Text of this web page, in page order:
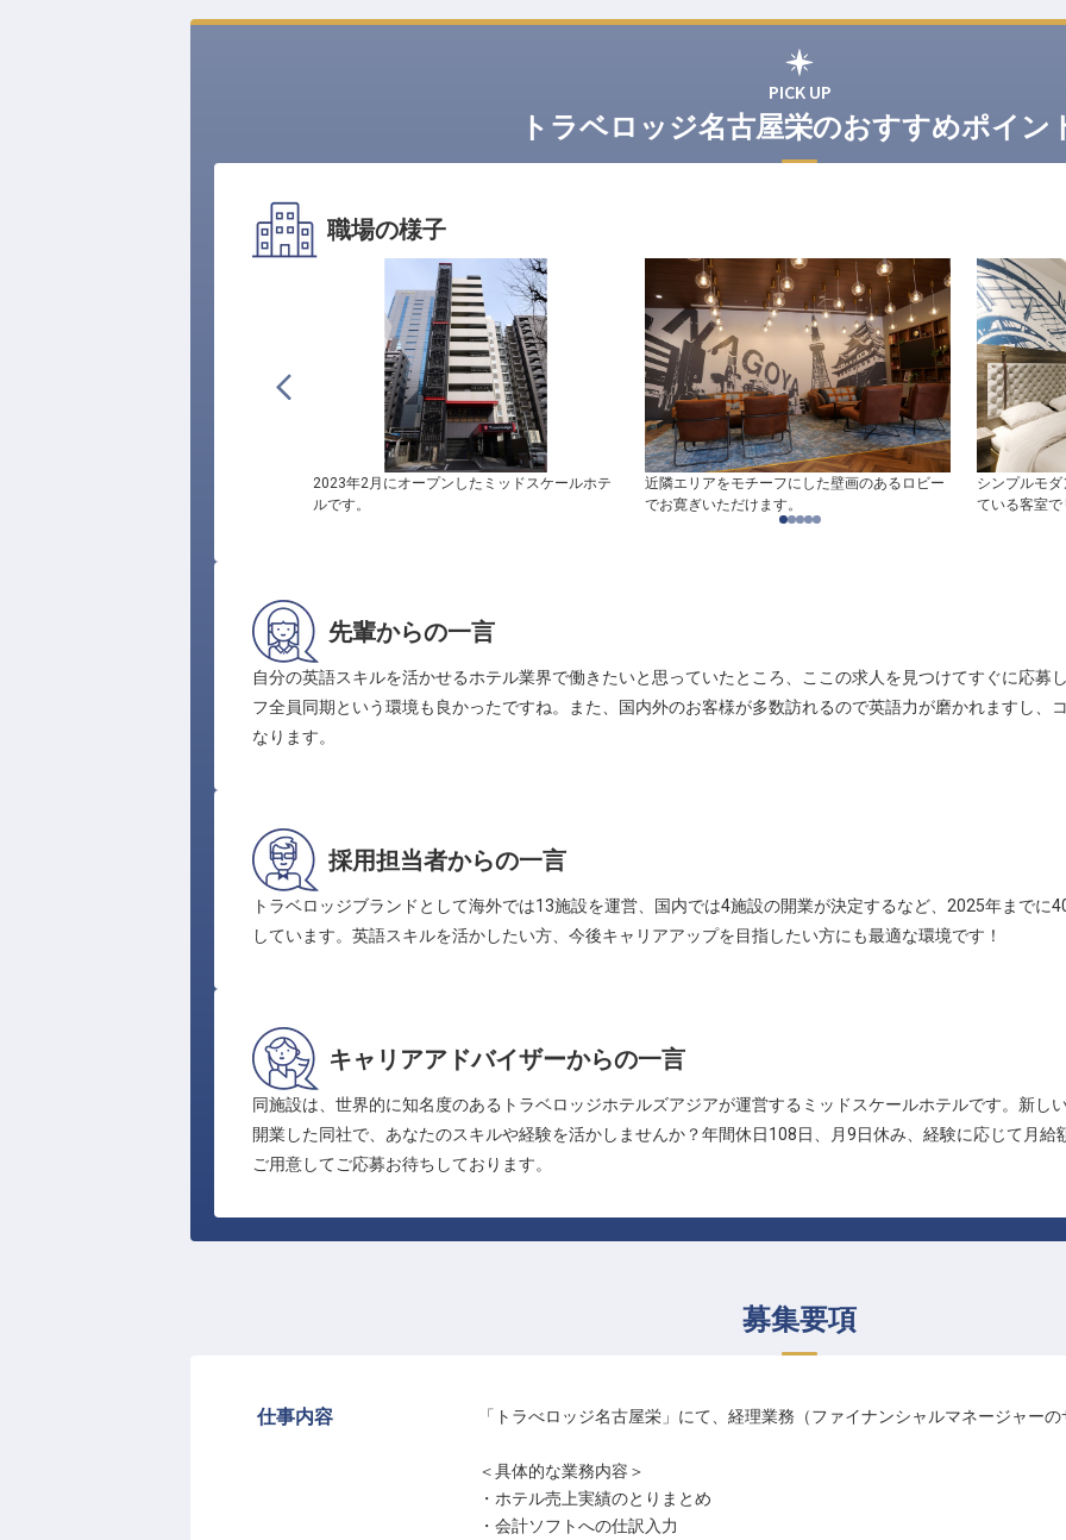
PICK UP
トラベロッジ名古屋栄のおすすめポイン
職場の様子
2023年2月にオープンしたミッドスケールホテ
ルです。
近隣エリアをモチーフにした壁画のあるロビー
でお寛ぎいただけます。
シンプルモ
ている客室
先輩からの一言
自分の英語スキルを活かせるホテル業界で働きたいと思っていたところ、ここの求人を見つけてすぐに応募
フ全員同期という環境も良かったですね。また、国内外のお客様が多数訪れるので英語力が磨かれますし、
なります。
採用担当者からの一言
トラベロッジブランドとして海外では13施設を運営、国内では4施設の開業が決定するなど、2025年までに
しています。英語スキルを活かしたい方、今後キャリアアップを目指したい方にも最適な環境です！
キャリアアドバイザーからの一言
同施設は、世界的に知名度のあるトラベロッジホテルズアジアが運営するミッドスケールホテルです。新し
開業した同社で、あなたのスキルや経験を活かしませんか？年間休日108日、月9日休み、経験に応じて月
ご用意してご応募お待ちしております。
募集要項
仕事内容 「トラべロッジ名古屋栄」にて、経理業務（ファイナンシャルマネージャー
＜具体的な業務内容＞
・ホテル売上実績のとりまとめ
・会計ソフトへの仕訳入力